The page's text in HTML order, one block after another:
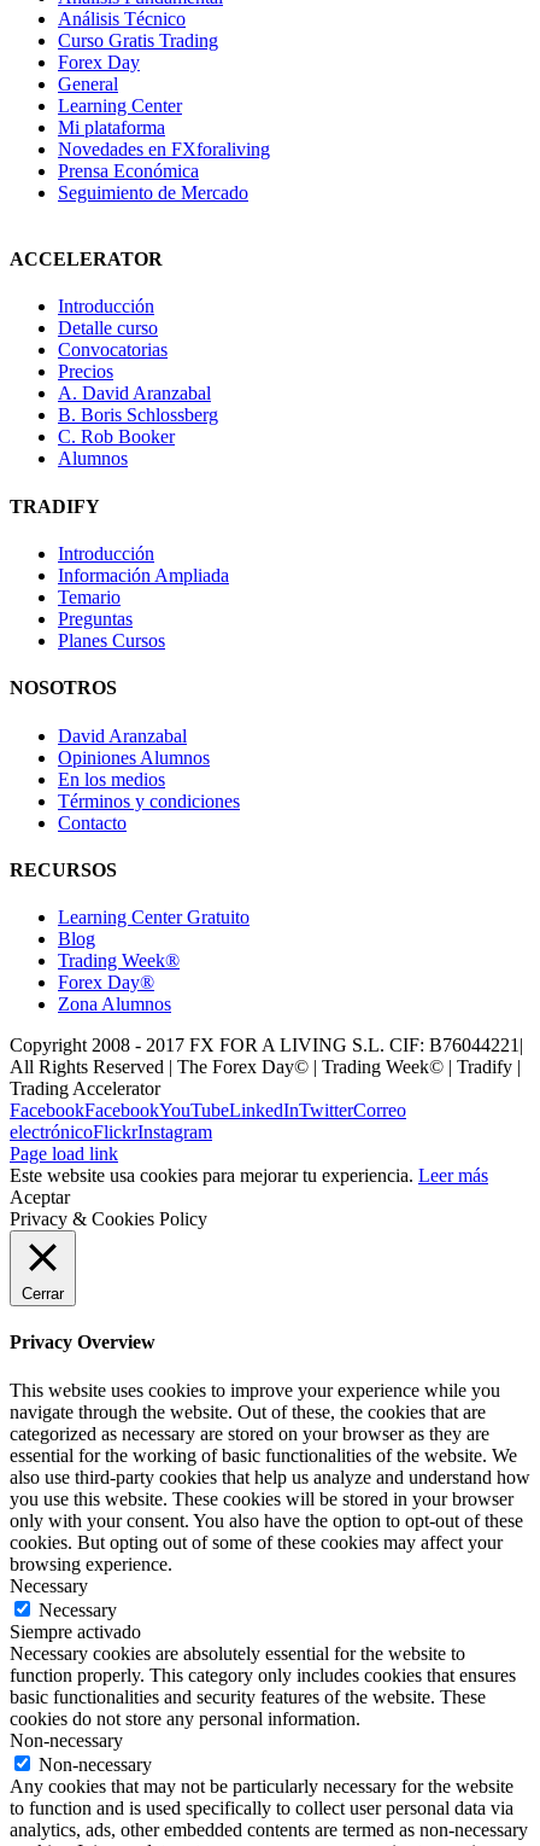
Análisis Técnico
Curso Gratis Trading
Forex Day
General
Learning Center
Mi plataforma
Novedades en FXforaliving
Prensa Económica
Seguimiento de Mercado
ACCELERATOR
Introducción
Detalle curso
Convocatorias
Precios
A. David Aranzabal
B. Boris Schlossberg
C. Rob Booker
Alumnos
TRADIFY
Introducción
Información Ampliada
Temario
Preguntas
Planes Cursos
NOSOTROS
David Aranzabal
Opiniones Alumnos
En los medios
Términos y condiciones
Contacto
RECURSOS
Learning Center Gratuito
Blog
Trading Week®
Forex Day®
Zona Alumnos
Copyright 2008 - 2017 FX FOR A LIVING S.L. CIF: B76044221|
All Rights Reserved | The Forex Day© | Trading Week© | Tradify |
Trading Accelerator
FacebookFacebookYouTubeLinkedInTwitterCorreo
electrónicoFlickrInstagram
Page load link
Este website usa cookies para mejorar tu experiencia. Leer más
Aceptar
Privacy & Cookies Policy
Cerrar
Privacy Overview
This website uses cookies to improve your experience while you
navigate through the website. Out of these, the cookies that are
categorized as necessary are stored on your browser as they are
essential for the working of basic functionalities of the website. We
also use third-party cookies that help us analyze and understand how
you use this website. These cookies will be stored in your browser
only with your consent. You also have the option to opt-out of these
cookies. But opting out of some of these cookies may affect your
browsing experience.
Necessary
Necessary
Siempre activado
Necessary cookies are absolutely essential for the website to
function properly. This category only includes cookies that ensures
basic functionalities and security features of the website. These
cookies do not store any personal information.
Non-necessary
Non-necessary
Any cookies that may not be particularly necessary for the website
to function and is used specifically to collect user personal data via
analytics, ads, other embedded contents are termed as non-necessary